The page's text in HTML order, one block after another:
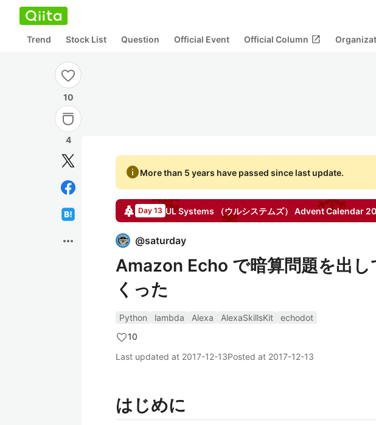
Trend Stock List Question Official Event Official Column open_in_new
10
4
more_horiz
infoMore than 5 years have passed since last update.
Day 13 UL Systems （ウルシステムズ） Advent Calendar
@saturday
Amazon Echo で暗算問題を出
くった
Python lambda Alexa AlexaSkillsKit
echodot
10
Last updated at 2017-12-13Posted at 2017-12-13
はじめに